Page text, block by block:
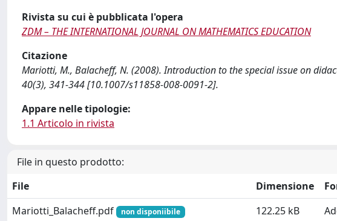
Rivista su cui è pubblicata l'opera
ZDM – THE INTERNATIONAL JOURNAL ON MATHEMATICS EDUCATION
Citazione
Mariotti, M., Balacheff, N. (2008). Introduction to the special issue on
40(3), 341-344 [10.1007/s11858-008-0091-2].
Appare nelle tipologie:
1.1 Articolo in rivista
File in questo prodotto:
File
Dimensione
Mariotti_Balacheff.pdf
non disponiibile 122.25 kB